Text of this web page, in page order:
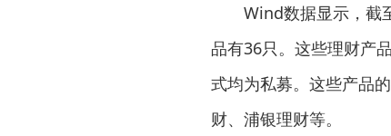
Wind数据显示，截至
品有36只。这些理财产
式均为私募。这些产品
财、浦银理财等。